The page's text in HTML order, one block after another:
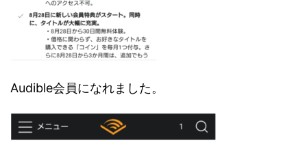
Audible会員になれました。